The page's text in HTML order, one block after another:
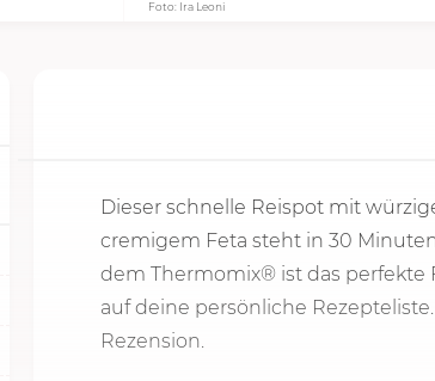
Foto: Ira Leoni
Dieser schnelle Reispot mit
cremigem Feta steht in 30 Minu
dem Thermomix® ist das
auf deine persönliche
Rezension.